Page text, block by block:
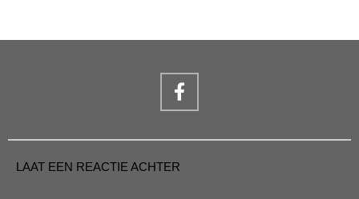
LAAT EEN REACTIE ACHTER